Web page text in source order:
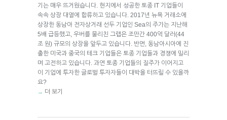
기는 매우 뜨거웠습니다. 현지에서 성공한 토종 IT 기업들이
속속 상장 대열에 합류하고 있습니다. 2017년 뉴욕 거래소에
상장한 동남아 전자상거래 선두 기업인 Sea의 주가는 지난해
5배 급등했고, 우버를 물리친 그랩은 조만간 400억 달러(44
조 원) 규모의 상장을 앞두고 있습니다. 반면, 동남아시아에 진
출한 미국과 중국의 테크 기업들은 토종 기업들과 경쟁에 밀리
며 고전하고 있습니다. 과연 토종 기업들의 질주가 이어지고
이 기업에 투자한 글로벌 투자자들이 대박을 터뜨릴 수 있을까
요?
→ 더 보기